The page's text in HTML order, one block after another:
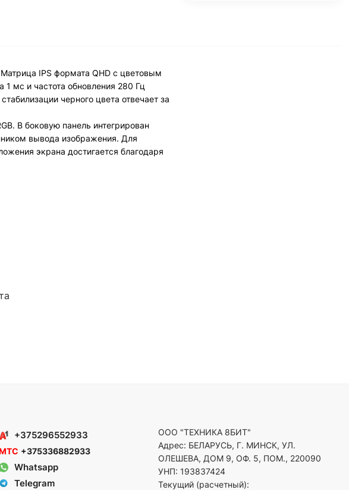
IPS формата QHD с цветовым
1 мс и частота обновления 280 Гц
черного цвета отвечает за
В боковую панель интегрирован
вывода изображения. Для
экрана достигается благодаря
+375296552933
+375336882933
Whatsapp
Telegram
ООО "ТЕХНИКА 8БИТ"
Адрес: БЕЛАРУСЬ, Г. МИНСК, УЛ.
ОЛЕШЕВА, ДОМ 9, ОФ. 5, ПОМ., 220090
УНП: 193837424
Текущий (расчетный):